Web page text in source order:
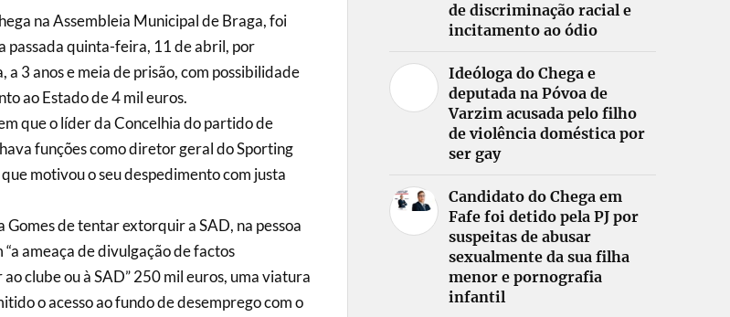
na Assembleia Municipal de Braga, foi
passada quinta-feira, 11 de abril, por
3 anos e meia de prisão, com possibilidade
ao Estado de 4 mil euros.
que o líder da Concelhia do partido de
funções como diretor geral do Sporting
motivou o seu despedimento com justa
de tentar extorquir a SAD, na pessoa
ameaça de divulgação de factos
clube ou à SAD” 250 mil euros, uma viatura
o acesso ao fundo de desemprego com o
de discriminação racial e
incitamento ao ódio
Ideóloga do Chega e
deputada na Póvoa de
Varzim acusada pelo filho
de violência doméstica por
ser gay
Candidato do Chega em
Fafe foi detido pela PJ por
suspeitas de abusar
sexualmente da sua filha
menor e pornografia
infantil